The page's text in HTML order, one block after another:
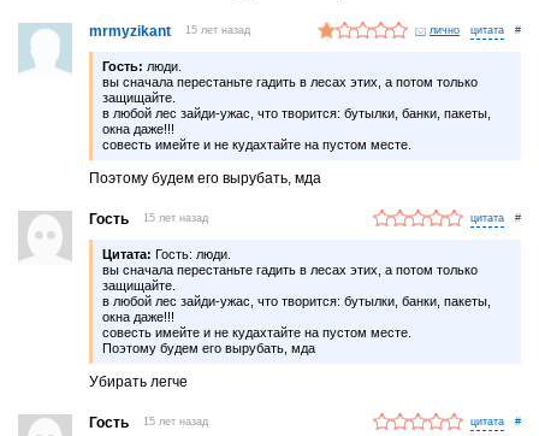
mrmyzikant 15 лет назад лично #
Гость: люди.
вы сначала перестаньте гадить в лесах этих, а потом только
защищайте.
в любой лес зайди-ужас, что творится: бутылки, банки, пакеты,
окна даже!!!
совесть имейте и не кудахтайте на пустом месте.
Поэтому будем его вырубать, мда
Гость 15 лет назад #
Цитата: Гость: люди.
вы сначала перестаньте гадить в лесах этих, а потом только
защищайте.
в любой лес зайди-ужас, что творится: бутылки, банки, пакеты,
окна даже!!!
совесть имейте и не кудахтайте на пустом месте.
Поэтому будем его вырубать, мда
Убирать легче
Гость 15 лет назад #